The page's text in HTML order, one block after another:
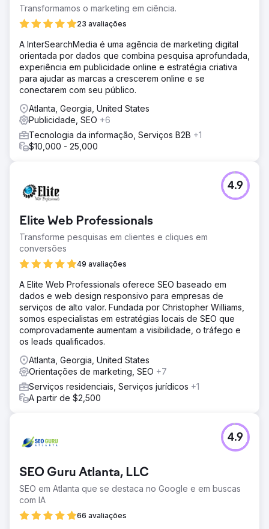
Transformamos o marketing em ciência.
23 avaliações
A InterSearchMedia é uma agência de marketing digital
orientada por dados que combina pesquisa aprofundada,
experiência em publicidade online e estratégia criativa
para ajudar as marcas a crescerem online e se
conectarem com seu público.
Atlanta, Georgia, United States
Publicidade, SEO +6
Tecnologia da informação, Serviços B2B +1
$10,000 - 25,000
Elite Web Professionals
Transforme pesquisas em clientes e cliques em
conversões
49 avaliações
4.9
A Elite Web Professionals oferece SEO baseado em
dados e web design responsivo para empresas de
serviços de alto valor. Fundada por Christopher Williams,
somos especialistas em estratégias locais de SEO que
comprovadamente aumentam a visibilidade, o tráfego e
os leads qualificados.
Atlanta, Georgia, United States
Orientações de marketing, SEO +7
Serviços residenciais, Serviços jurídicos +1
A partir de $2,500
SEO Guru Atlanta, LLC
SEO em Atlanta que se destaca no Google e em buscas
com IA
66 avaliações
4.9